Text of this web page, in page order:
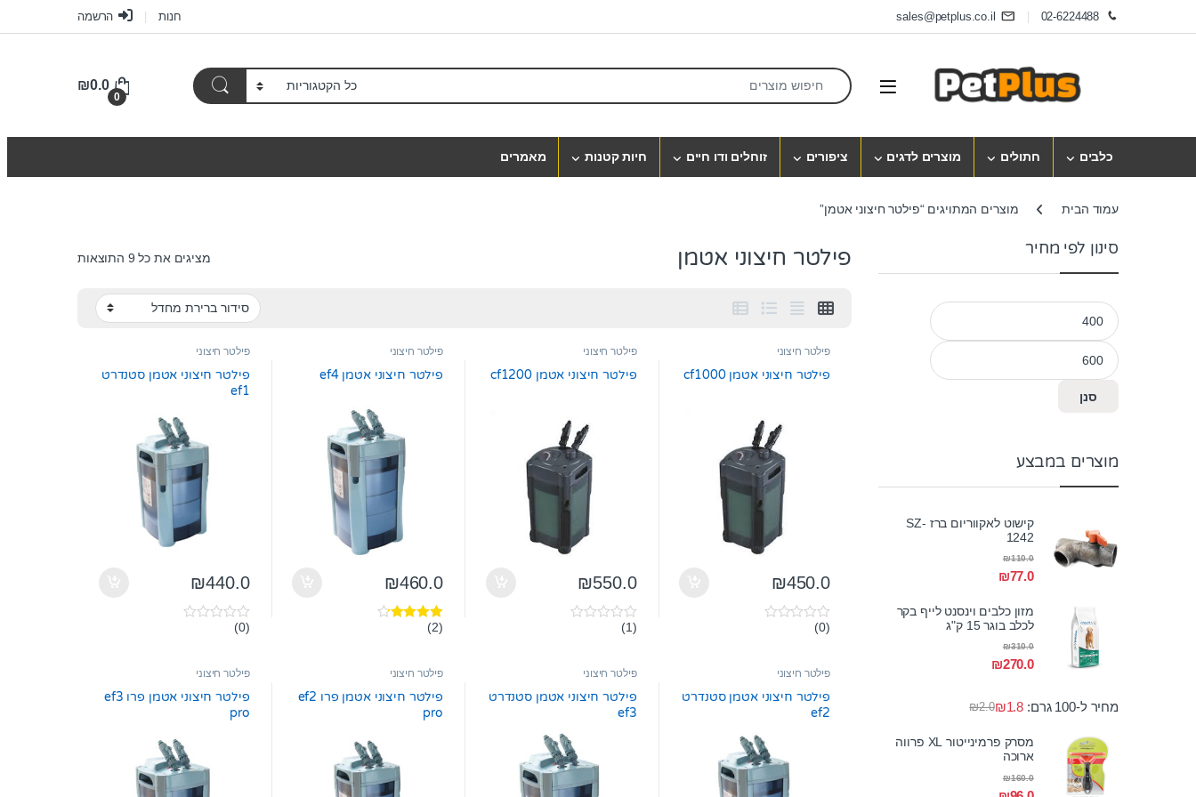
Skip to navigation
02-6224488
sales@petplus.co.il חנות הרשמה
Open
Search for:
0
₪0.0
כלבים חתולים מוצרים לדגים ציפורים זוחלים ודו חיים חיות קטנות מאמרים
עמוד הבית מוצרים המתויגים “פילטר חיצוני אטמן”
פילטר חיצוני אטמן מציגים את כל ⁦9⁩ התוצאות
פילטר חיצוני
פילטר חיצוני אטמן cf1000
₪450.0
0
o
f
5
(0)
פילטר חיצוני
פילטר חיצוני אטמן cf1200
₪550.0
0
o
f
5
(1)
פילטר חיצוני
פילטר חיצוני אטמן ef4
₪460.0
דורג(2)
פילטר חיצוני
פילטר חיצוני אטמן סטנדרט
ef1
₪440.0
0
o
f
5
(0)
פילטר חיצוני
פילטר חיצוני אטמן סטנדרט
ef2
פילטר חיצוני
פילטר חיצוני אטמן סטנדרט
ef3
פילטר חיצוני
פילטר חיצוני אטמן פרו ef2
pro
פילטר חיצוני
פילטר חיצוני אטמן פרו ef3
pro
סינון לפי מחיר
מחיר מינימלי
מחיר מקסימלי
סנן
מוצרים במבצע
קישוט לאקווריום ברז SZ-
1242
₪77.0
₪110.0
מזון כלבים וינסנט לייף בקר
לכלב בוגר 15 ק"ג
₪270.0
₪310.0
מחיר ל-100 גרם: ₪2.0₪1.8
מסרק פרמינייטור XL פרווה
ארוכה
₪160.0